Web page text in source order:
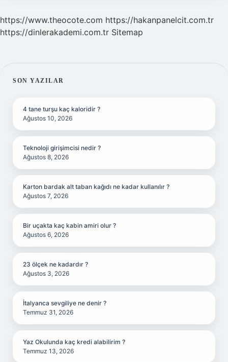
https://www.theocote.com https://hakanpanelcit.com.tr
https://dinlerakademi.com.tr Sitemap
SIDEBAR
SON YAZILAR
4 tane turşu kaç kaloridir ?
Ağustos 10, 2026
Teknoloji girişimcisi nedir ?
Ağustos 8, 2026
Karton bardak alt taban kağıdı ne kadar kullanılır ?
Ağustos 7, 2026
Bir uçakta kaç kabin amiri olur ?
Ağustos 6, 2026
23 ölçek ne kadardır ?
Ağustos 3, 2026
İtalyanca sevgiliye ne denir ?
Temmuz 31, 2026
Yaz Okulunda kaç kredi alabilirim ?
Temmuz 13, 2026